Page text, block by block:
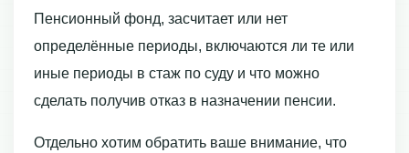
Пенсионный фонд, засчитает или нет
определённые периоды, включаются ли те или
иные периоды в стаж по суду и что можно
сделать получив отказ в назначении пенсии.
Отдельно хотим обратить ваше внимание, что